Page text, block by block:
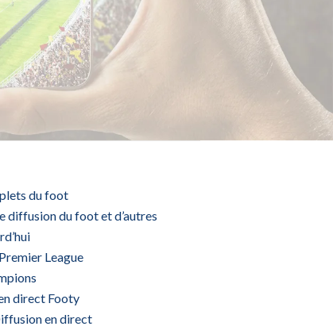
du foot
diffusion du foot et d’autres
League
direct Footy
en direct